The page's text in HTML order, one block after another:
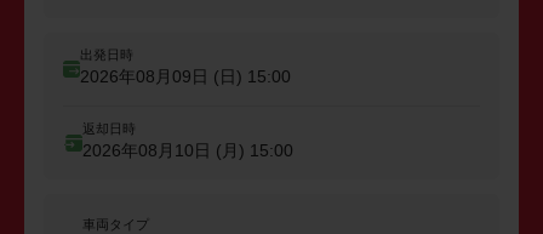
出発日時
2026年08月09日 (日) 15:00
返却日時
2026年08月10日 (月) 15:00
車両タイプ